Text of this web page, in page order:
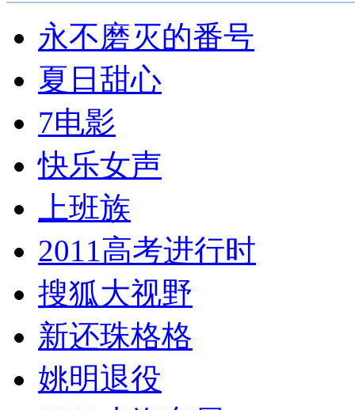
永不磨灭的番号
夏日甜心
7电影
快乐女声
上班族
2011高考进行时
搜狐大视野
新还珠格格
姚明退役